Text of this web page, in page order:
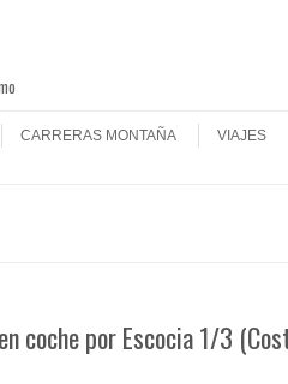
CARRERAS MONTAÑA VIAJES
coche por Escocia 1/3